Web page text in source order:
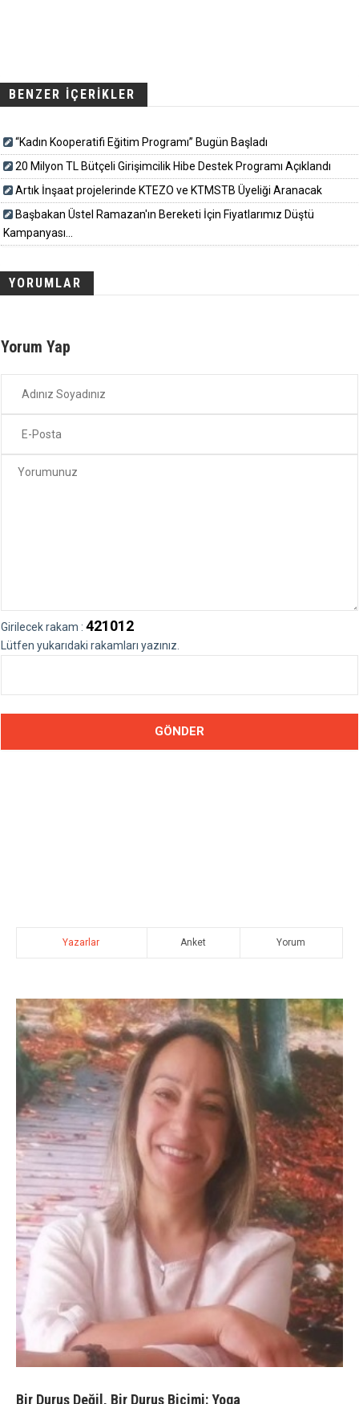
BENZER İÇERİKLER
“Kadın Kooperatifi Eğitim Programı” Bugün Başladı
20 Milyon TL Bütçeli Girişimcilik Hibe Destek Programı Açıklandı
Artık İnşaat projelerinde KTEZO ve KTMSTB Üyeliği Aranacak
Başbakan Üstel Ramazan'ın Bereketi İçin Fiyatlarımız Düştü
Kampanyası...
YORUMLAR
Yorum Yap
Girilecek rakam : 421012
Lütfen yukarıdaki rakamları yazınız.
Yazarlar Anket Yorum
Bir Duruş Değil, Bir Duruş Biçimi: Yoga